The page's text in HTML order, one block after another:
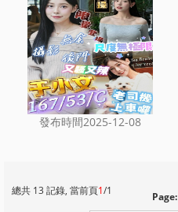
發布時間2025-12-08
Page:
總共 13 記錄, 當前頁1/1